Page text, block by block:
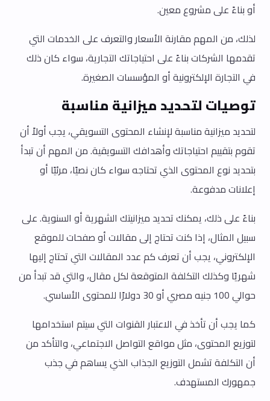
أو بناءً على مشروع معين.
لذلك، من المهم مقارنة الأسعار والتعرف على الخدمات التي
تقدمها الشركات بناءً على احتياجاتك التجارية، سواء كان ذلك
في التجارة الإلكترونية أو المؤسسات الصغيرة.
توصيات لتحديد ميزانية مناسبة
لتحديد ميزانية مناسبة لإنشاء المحتوى التسويقي، يجب أولاً أن
تقوم بتقييم احتياجاتك وأهدافك التسويقية. من المهم أن تبدأ
بتحديد نوع المحتوى الذي تحتاجه سواء كان نصيًا، مرئيًا أو
إعلانات مدفوعة.
بناءً على ذلك، يمكنك تحديد ميزانيتك الشهرية أو السنوية. على
سبيل المثال، إذا كنت تحتاج إلى مقالات أو صفحات للموقع
الإلكتروني، يجب أن تعرف كم عدد المقالات التي تحتاج إليها
شهريًا وكذلك التكلفة المتوقعة لكل مقال، والتي قد تبدأ من
حوالي 100 جنيه مصري أو 30 دولارًا للمحتوى الأساسي.
كما يجب أن تأخذ في الاعتبار القنوات التي سيتم استخدامها
لتوزيع المحتوى، مثل مواقع التواصل الاجتماعي، والتأكد من
أن التكلفة تشمل التوزيع الجذاب الذي يساهم في جذب
جمهورك المستهدف.